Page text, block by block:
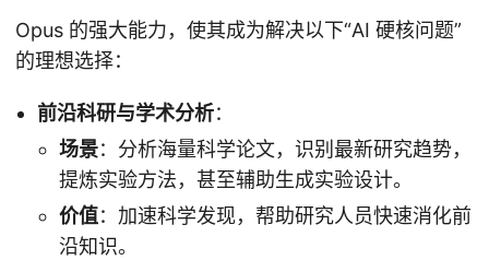
Opus 的强大能力，使其成为解决以下“AI 硬核问题”
的理想选择：
前沿科研与学术分析：
场景：分析海量科学论文，识别最新研究趋势，
提炼实验方法，甚至辅助生成实验设计。
价值：加速科学发现，帮助研究人员快速消化前
沿知识。